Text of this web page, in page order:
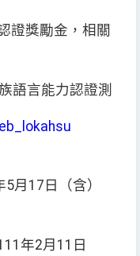
證獎勵金，相關
語言能力認證測
月17日（含）
年2月11日